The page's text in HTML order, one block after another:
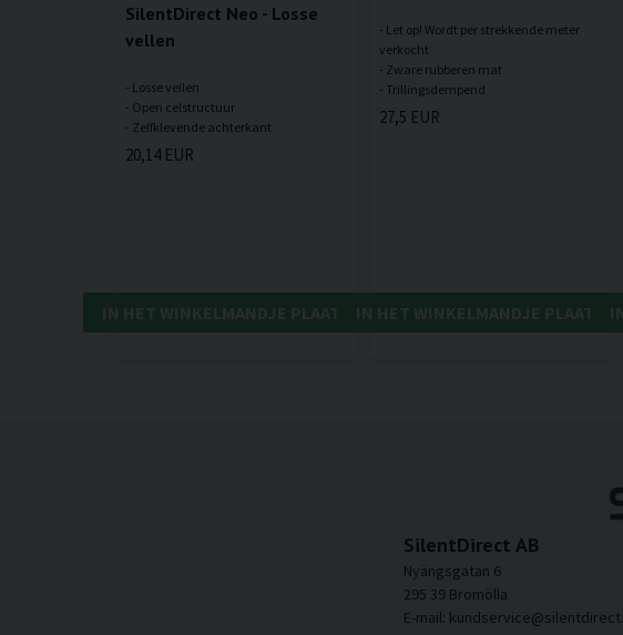
SilentDirect Neo - Losse
vellen
- Losse vellen
- Open celstructuur
20,14 EUR
IN HET WINKELMANDJE PLAATSEN
- Let op! Wordt per strekkende meter
verkocht
- Zware rubberen mat
27,5 EUR
IN HET WINKELMANDJE
SilentDirect AB
Nyängsgatan 6
295 39 Bromölla
E-mail: